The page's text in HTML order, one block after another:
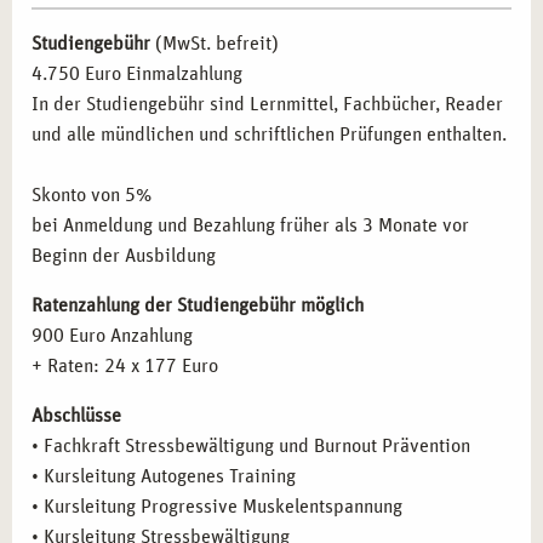
um eine präventive Komponente erweitern möchten
BERUFLICHE PERSPEKTIVEN NACH DER
WEITERBILDUNG IN STRESSBEWÄLTIGUNG
Absolvent*innen dieser Weiterbildung haben in Köln
hervorragende berufliche Möglichkeiten:
Stressbewältigung und Burnout-Prävention in
Unternehmen und sozialen Einrichtungen
Coaching von Führungskräften und Mitarbeitenden im
Selbstständige Beratung und Coaching in eigener Praxis
Unterstützung bei der Entwicklung und Durchführung
von Stressmanagement-Programmen in der
betrieblichen Gesundheitsförderung
Inhalte der Fortbildung Kursleitung Stressbewältigung
Inhalte der Fortbildung
Alltag durch Achtsamkeitstraining
Inhalte der FortbildungMethodik und Didaktik
Studiengebühr (MwSt. befreit)
4.750 Euro Einmalzahlung
In der Studiengebühr sind Lernmittel, Fachbücher, Reader
und alle mündlichen und schriftlichen Prüfungen enthalten.
Skonto von 5%
bei Anmeldung und Bezahlung früher als 3 Monate vor
Beginn der Ausbildung
Ratenzahlung der Studiengebühr möglich
900 Euro Anzahlung
+ Raten: 24 x 177 Euro
Abschlüsse
• Fachkraft Stressbewältigung und Burnout Prävention
• Kursleitung Autogenes Training
• Kursleitung Progressive Muskelentspannung
• Kursleitung Stressbewältigung